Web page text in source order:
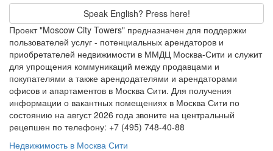
Speak English? Press here!
Проект "Moscow City Towers" предназначен для поддержки
пользователей услуг - потенциальных арендаторов и
приобретателей недвижимости в ММДЦ Москва-Сити и служит
для упрощения коммуникаций между продавцами и
покупателями а также арендодателями и арендаторами
офисов и апартаментов в Москва Сити. Для получения
информации о вакантных помещениях в Москва Сити по
состоянию на август 2026 года звоните на центральный
рецепшен по телефону: +7 (495) 748-40-88
Недвижимость в Москва Сити